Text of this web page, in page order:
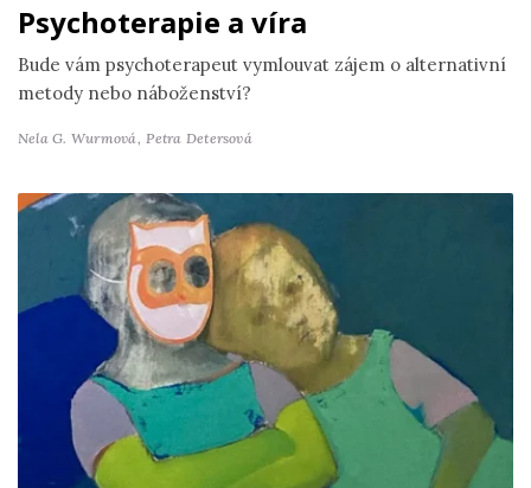
Psychoterapie a víra
Bude vám psychoterapeut vymlouvat zájem o alternativní
metody nebo náboženství?
Nela G. Wurmová, Petra Detersová